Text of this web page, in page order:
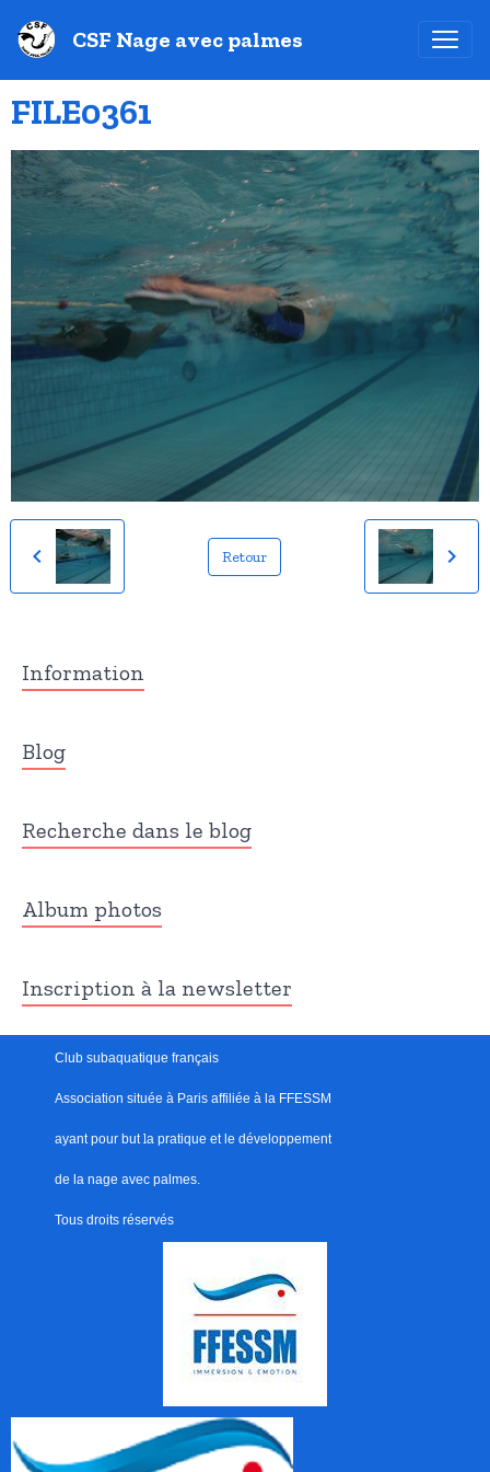
CSF Nage avec palmes
FILE0361
Retour
Information
Blog
Recherche dans le blog
Album photos
Inscription à la newsletter
Club subaquatique français
Association située à Paris affiliée à la FFESSM
ayant pour but la pratique et le développement
de la nage avec palmes.
Tous droits réservés